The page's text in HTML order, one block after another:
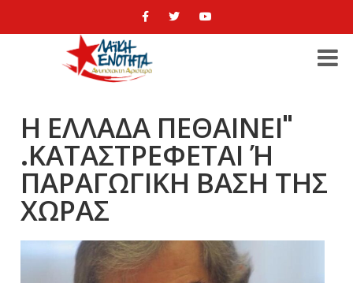
Η ΕΛΛΑΔΑ ΠΕΘΑΙΝΕΙ"
.ΚΑΤΑΣΤΡΕΦΕΤΑΙ Ή
ΠΑΡΑΓΩΓΙΚΗ ΒΑΣΗ ΤΗΣ
ΧΩΡΑΣ